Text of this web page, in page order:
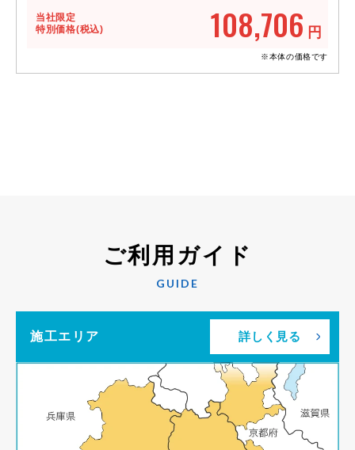
当社限定
特別価格(税込)
108,706 円
※本体の価格です
ご利用ガイド
GUIDE
施工エリア 詳しく見る